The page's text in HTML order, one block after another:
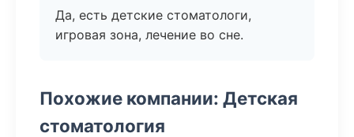
Да, есть детские стоматологи,
игровая зона, лечение во сне.
Похожие компании: Детская
стоматология